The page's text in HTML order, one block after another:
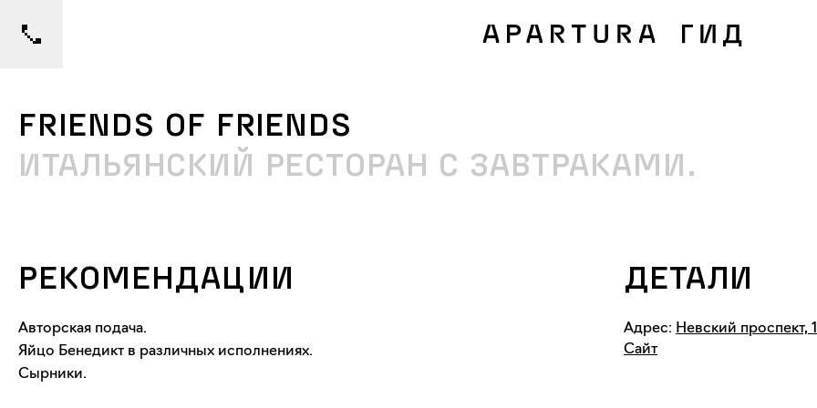
FRIENDS OF FRIENDS
ИТАЛЬЯНСКИЙ РЕСТОРАН С ЗАВТРАКАМИ.
РЕКОМЕНДАЦИИ
Авторская подача.
Яйцо Бенедикт в различных исполнениях.
Сырники.
ДЕТАЛИ
Адрес: Невский проспект,
Сайт